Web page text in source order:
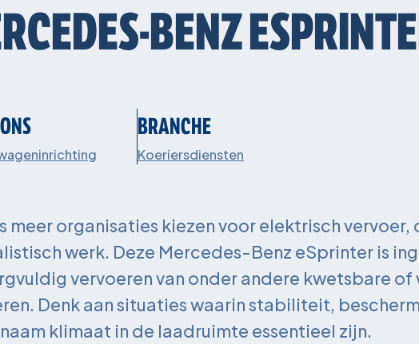
BENZ
BRANCHE
Koeriersdiensten
meer organisaties kiezen voor elektrisch vervoer,
werk. Deze Mercedes-Benz eSprinter is
vervoeren van onder andere kwetsbare
Denk aan situaties waarin stabiliteit,
klimaat in de laadruimte essentieel zijn.